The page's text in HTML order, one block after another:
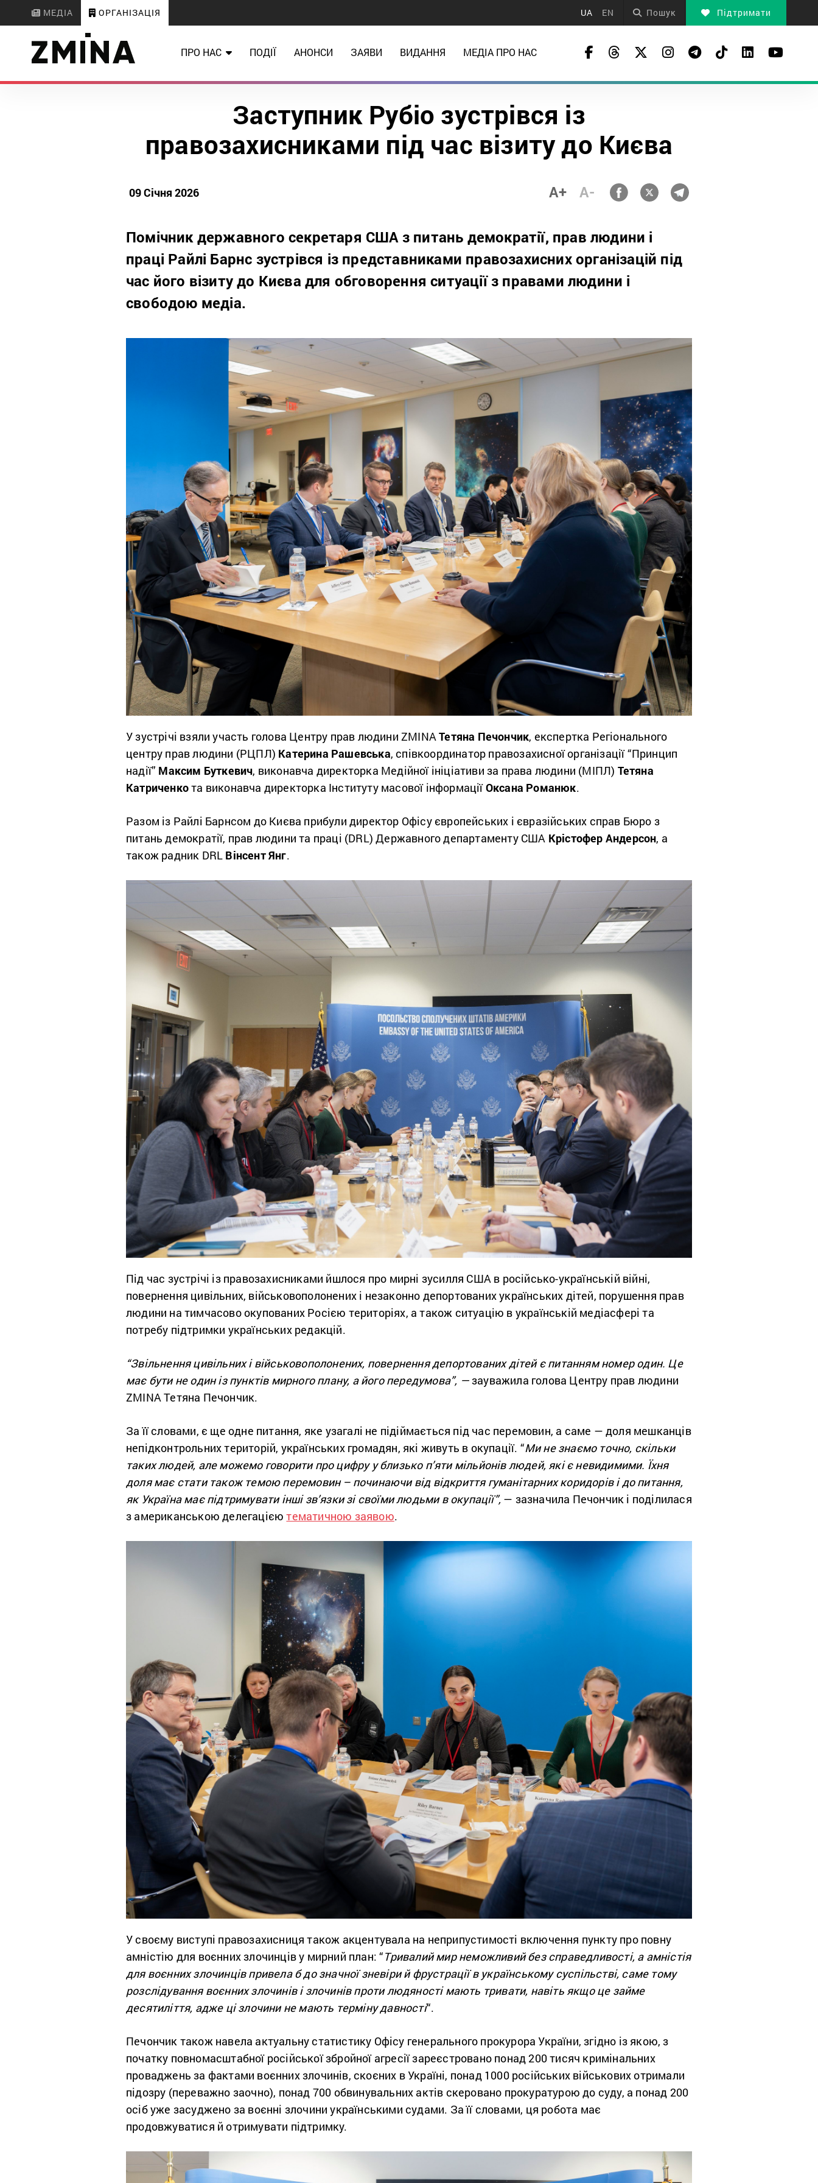
МЕДІА ОРГАНІЗАЦІЯ UA EN Пошук Підтримати
ПРО НАС ПОДІЇ АНОНСИ ЗАЯВИ ВИДАННЯ МЕДІА ПРО НАС
Заступник Рубіо зустрівся із
правозахисниками під час візиту до Києва
09 Січня 2026 A+ A-
Помічник державного секретаря США з питань демократії, прав людини і
праці Райлі Барнс зустрівся із представниками правозахисних організацій під
час його візиту до Києва для обговорення ситуації з правами людини і
свободою медіа.
У зустрічі взяли участь голова Центру прав людини ZMINAТетяна Печончик, експертка Регіонального
центру прав людини (РЦПЛ) Катерина Рашевська, співкоординатор правозахисної організації “Принцип
надії” Максим Буткевич, виконавча директорка Медійної ініціативи за права людини (МІПЛ) Тетяна
Катриченкота виконавча директорка Інституту масової інформаціїОксана Романюк.
Разом із Райлі Барнсом до Києва прибули директор Офісу європейських і євразійських справ Бюро з
питань демократії, прав людини та праці (DRL) Державного департаменту США Крістофер Андерсон, а
також радник DRL Вінсент Янг.
Під час зустрічі із правозахисниками йшлося про мирні зусилля США в російсько-українській війні,
повернення цивільних, військовополонених і незаконно депортованих українських дітей, порушення прав
людини на тимчасово окупованих Росією територіях, а також ситуацію в українській медіасфері та
потребу підтримки українських редакцій.
“Звільнення цивільних і військовополонених, повернення депортованих дітей є питанням номер один. Це
має бути не один із пунктів мирного плану, а його передумова”, —зауважила голова Центру прав людини
ZMINA Тетяна Печончик.
За її словами, є ще одне питання, яке узагалі не підіймається під час перемовин, а саме — доля мешканців
непідконтрольних територій, українських громадян, які живуть в окупації. “Ми не знаємо точно, скільки
таких людей, але можемо говорити про цифру у близько п’яти мільйонів людей, які є невидимими. Їхня
доля має стати також темою перемовин – починаючи від відкриття гуманітарних коридорів і до питання,
як Україна має підтримувати інші зв’язки зі своїми людьми в окупації”, — зазначила Печончик і поділилася
з американською делегацієютематичною заявою.
У своєму виступі правозахисниця також акцентувала на неприпустимості включення пункту про повну
амністію для воєнних злочинців у мирний план: “Тривалий мир неможливий без справедливості, а амністія
для воєнних злочинців привела б до значної зневіри й фрустрації в українському суспільстві, саме тому
розслідування воєнних злочинів і злочинів проти людяності мають тривати, навіть якщо це займе
десятиліття, адже ці злочини не мають терміну давності“.
Печончик також навела актуальну статистику Офісу генерального прокурора України, згідно із якою, з
початку повномасштабної російської збройної агресії зареєстровано понад 200 тисяч кримінальних
проваджень за фактами воєнних злочинів, скоєних в Україні, понад 1000 російських військових отримали
підозру (переважно заочно), понад 700 обвинувальних актів скеровано прокуратурою до суду, а понад 200
осіб уже засуджено за воєнні злочини українськими судами. За її словами, ця робота має
продовжуватися й отримувати підтримку.